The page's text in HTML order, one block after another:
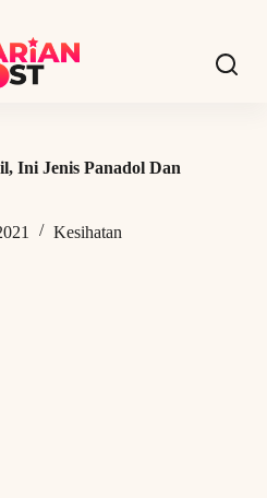
Ini Jenis Panadol Dan
Kesihatan